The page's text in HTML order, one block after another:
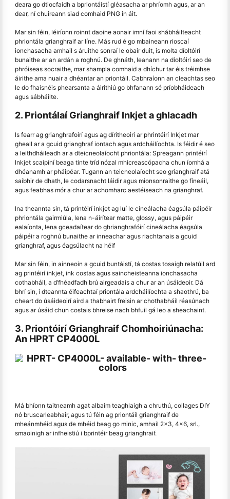
deara go dtiocfaidh a bpriontáistí gléasacha ar phríomh agus, ar an
dear, ní chuireann siad comhaid PNG in áit.
Mar sin féin, léiríonn roinnt daoine aonair imní faoi shábháilteacht
phriontála grianghraif ar líne. Más rud é go mbaineann rioscaí
ionchasacha amhail s áruithe sonraí le obair duit, is molta díoltóirí
bunaithe ar an ardán a roghnú. De ghnáth, leanann na díoltóirí seo de
phróiseas socraithe, mar shampla comhaid a dhíchur tar éis tréimhse
áirithe ama nuair a dhéantar an priontáil. Cabhraíonn an cleachtas seo
le do fhaisnéis phearsanta a áirithiú go bhfanann sé príobháideach
agus sábháilte.
2. Priontálaí Grianghraif Inkjet a ghlacadh
Is fearr ag grianghrafoirí agus ag díritheoirí ar phrintéirí Inkjet mar
gheall ar a gcuid grianghraf iontach agus ardcháilíochta. Is féidir é seo
a leithdháileadh ar a dteicneolaíocht phriontála: Spreagann printéirí
Inkjet scaipíní beaga tinte tríd nózal mhicreascópacha chun íomhá a
dhéanamh ar pháipéar. Tugann an teicneolaíocht seo grianghraif atá
saibhir de dhath, le codarsnacht láidir agus mionsonraithe go fíneáil,
agus feabhas mór a chur ar achomharc aestéiseach na grianghraf.
Ina theannta sin, tá printéirí inkjet ag luí le cineálacha éagsúla páipéir
phriontála gairmiúla, lena n-áirítear matte, glossy, agus páipéir
ealaíonta, lena gceadaítear do ghrianghrafóirí cineálacha éagsúla
páipéir a roghnú bunaithe ar inneachar agus riachtanais a gcuid
grianghraf, agus éagsúlacht na héif
Mar sin féin, in ainneoin a gcuid buntáistí, tá costas tosaigh relatúil ard
ag printéirí inkjet, ink costas agus saincheisteanna ionchasacha
cothabháil, a d’fhéadfadh brú airgeadais a chur ar an úsáideoir. Dá
bhrí sin, i dteannta éifeachtaí priontála ardcháilíochta a shaothrú, ba
cheart do úsáideoirí aird a thabhairt freisin ar chothabháil réasúnach
agus ar úsáid chun costais bhreise nach bhfuil gá leo a sheachaint.
3. Priontóirí Grianghraif Chomhoiriúnacha:
An HPRT CP4000L
Má bhíonn taitneamh agat albaim teaghlaigh a chruthú, collages DIY
nó bruscarleabhair, agus tú féin ag priontáil grianghraif de
mheánmhéid agus de mhéid beag go minic, amhail 2x3, 4x6, srl.,
smaoinigh ar infheistiú i bprintéir beag grianghraif.